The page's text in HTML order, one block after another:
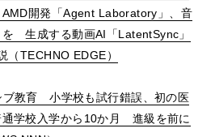
AMD開発「Agent Laboratory 」、音
を 生成する動画AI 「LatentSync 」
（TECHNO EDGE）
ブ教育 小学校も試行錯誤、初の医
学校入学から 10か月 進級を前に